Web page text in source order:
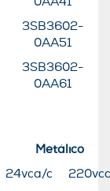
3SB3602-
0AA51
3SB3602-
0AA61
Metálico
24vca/c